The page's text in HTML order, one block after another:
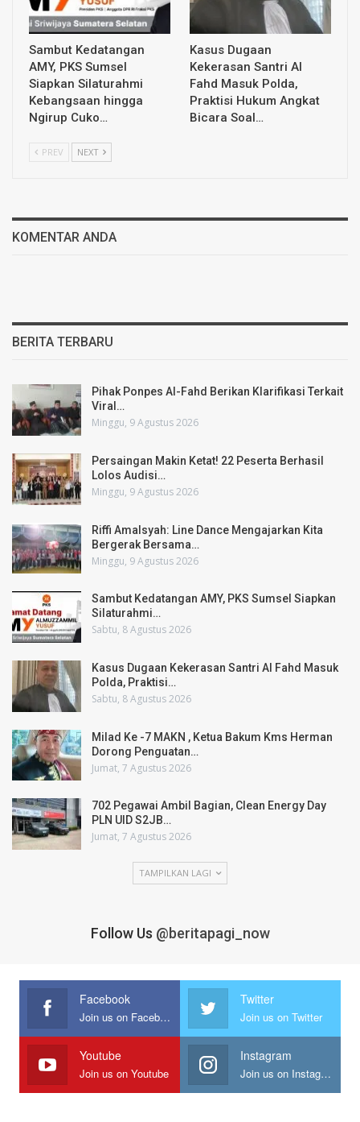
Sambut Kedatangan
AMY, PKS Sumsel
Siapkan Silaturahmi
Kebangsaan hingga
Ngirup Cuko…
Kasus Dugaan
Kekerasan Santri Al
Fahd Masuk Polda,
Praktisi Hukum Angkat
Bicara Soal…
PREV NEXT
KOMENTAR ANDA
BERITA TERBARU
Pihak Ponpes Al-Fahd Berikan Klarifikasi Terkait
Viral…
Minggu, 9 Agustus 2026
Persaingan Makin Ketat! 22 Peserta Berhasil
Lolos Audisi…
Minggu, 9 Agustus 2026
Riffi Amalsyah: Line Dance Mengajarkan Kita
Bergerak Bersama…
Minggu, 9 Agustus 2026
Sambut Kedatangan AMY, PKS Sumsel Siapkan
Silaturahmi…
Sabtu, 8 Agustus 2026
Kasus Dugaan Kekerasan Santri Al Fahd Masuk
Polda, Praktisi…
Sabtu, 8 Agustus 2026
Milad Ke -7 MAKN , Ketua Bakum Kms Herman
Dorong Penguatan…
Jumat, 7 Agustus 2026
702 Pegawai Ambil Bagian, Clean Energy Day
PLN UID S2JB…
Jumat, 7 Agustus 2026
TAMPILKAN LAGI
Follow Us @beritapagi_now
Facebook
Join us on Facebook
Twitter
Join us on Twitter
Youtube
Join us on Youtube
Instagram
Join us on Instagram